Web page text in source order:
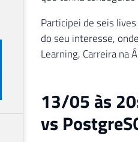
Participei de seis
do seu interesse,
Learning, Carreira na
13/05 às
vs